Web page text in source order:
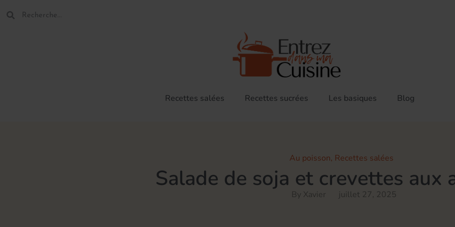
Recettes salées Recettes sucrées Les basiques Blog
Au poisson, Recettes salées
Salade de soja et crevettes aux
By Xavier juillet 27, 2025